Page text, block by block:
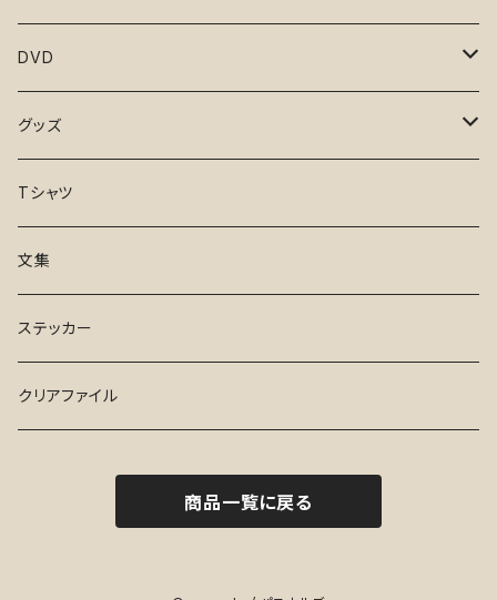
となりのマサラ
凪のお暇
日々、としつき
17才
ふらんす de でお～る
水曜日
DVD
１と２
さんぽ
グッズ
手ぬぐい
Tシャツ
ステッカー
Tシャツ
文集
ステッカー
クリアファイル
商品一覧に戻る